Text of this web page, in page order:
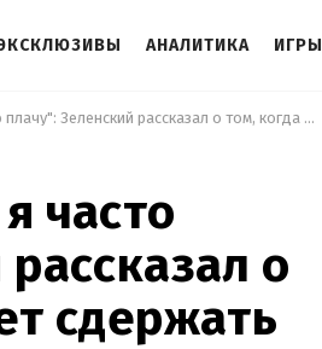
АНАЛИТИКА ИГРЫ
"В такие моменты я часто плачу": Зеленский рассказал о том, когда не может сдержать слёз
часто
о
сдержать